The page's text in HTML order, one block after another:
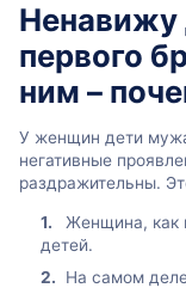
Ненавижу
первого
ним –
У женщин дети
негативные
раздражительны.
Женщина, как
детей.
На самом